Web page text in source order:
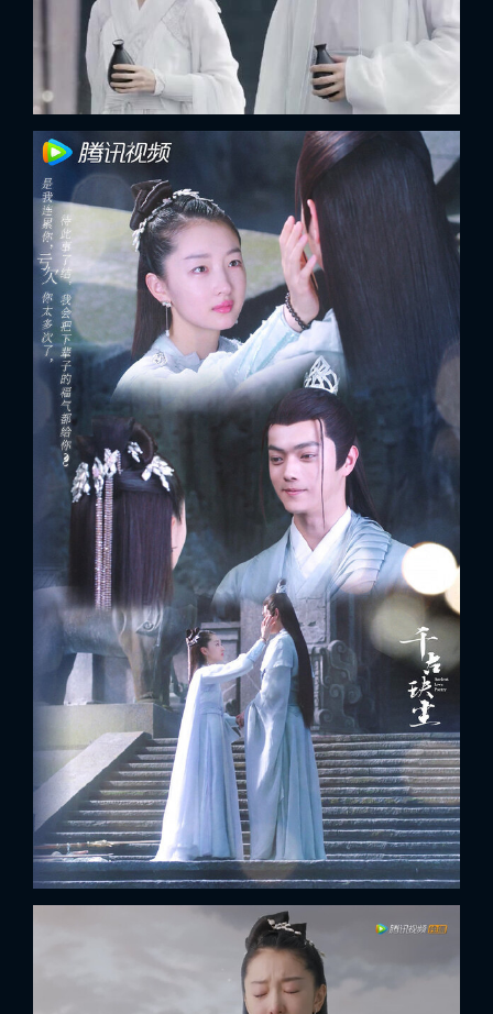
ĐĂNG NHẬP